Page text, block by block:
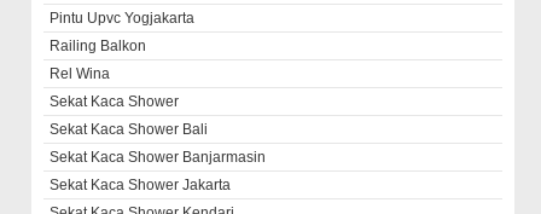
Pintu Upvc Yogjakarta
Railing Balkon
Rel Wina
Sekat Kaca Shower
Sekat Kaca Shower Bali
Sekat Kaca Shower Banjarmasin
Sekat Kaca Shower Jakarta